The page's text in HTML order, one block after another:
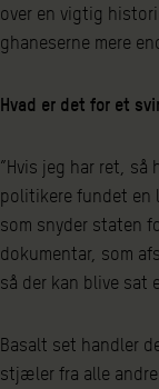
over en vigtig
ghaneserne mere
Hvad er det for et
”Hvis jeg har ret,
politikere fundet en
som snyder staten
dokumentar, som
så der kan blive sat
Basalt set handler
stjæler fra alle